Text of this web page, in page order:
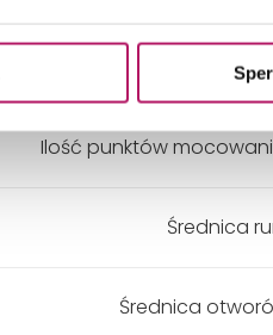
Ilość punktów
Średnica
Średnica